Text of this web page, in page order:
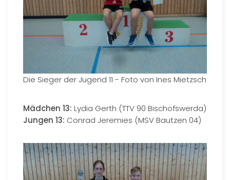
Die Sieger der Jugend 11 - Foto von Ines Mietzsch
Mädchen 13: Lydia Gerth (TTV 90 Bischofswerda)
Jungen 13: Conrad Jeremies (MSV Bautzen 04)